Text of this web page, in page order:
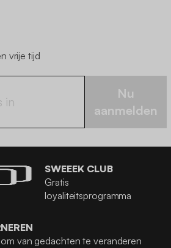
vrije tijd
Nu
aanmelden
SWEEEK CLUB
Gratis
loyaliteitsprogramma
van gedachten te veranderen